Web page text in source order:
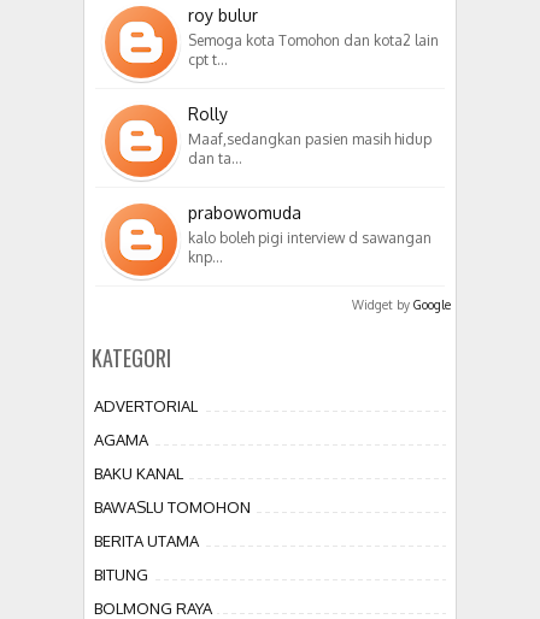
roy bulur
Semoga kota Tomohon dan kota2 lain
cpt t…
Rolly
Maaf,sedangkan pasien masih hidup
dan ta…
prabowomuda
kalo boleh pigi interview d sawangan
knp…
Widget by Google
KATEGORI
ADVERTORIAL
AGAMA
BAKU KANAL
BAWASLU TOMOHON
BERITA UTAMA
BITUNG
BOLMONG RAYA